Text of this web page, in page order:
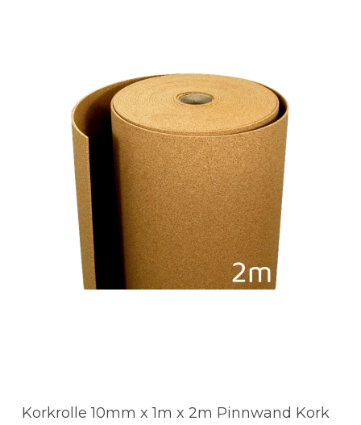
Korkrolle 10mm x 1m x 2m Pinnwand Kork